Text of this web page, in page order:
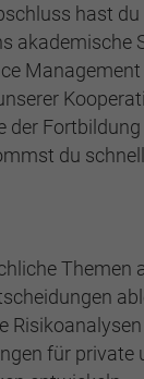
hast du
akademische
Management
der
du
Themen
für private